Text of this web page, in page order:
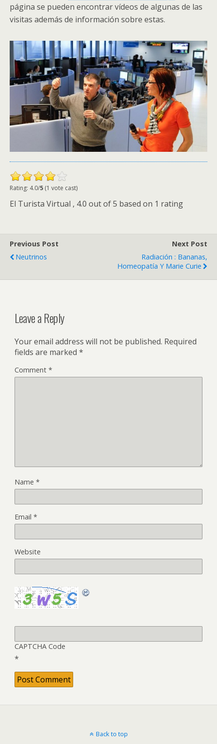
página se pueden encontrar vídeos de algunas de las
visitas además de información sobre estas.
Rating: 4.0/5 (1 vote cast)
El Turista Virtual , 4.0 out of5 based on 1 rating
Previous Post
Neutrinos
Next Post
Radiación : Bananas,
Homeopatía Y Marie Curie
Leave a Reply
Your email address will not be published. Required
fields are marked *
Comment *
Name *
Email *
Website
CAPTCHA Code
*
Back to top